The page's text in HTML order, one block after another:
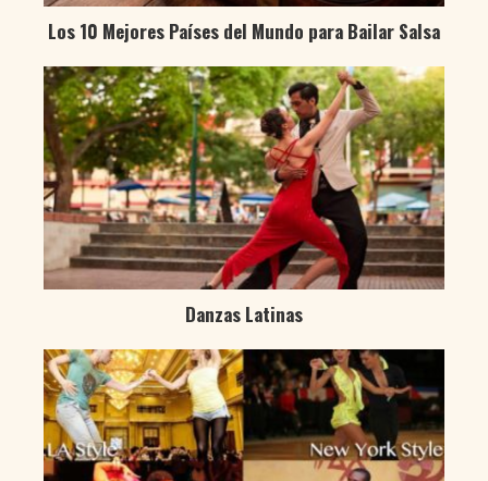
Los 10 Mejores Países del Mundo para Bailar Salsa
Danzas Latinas